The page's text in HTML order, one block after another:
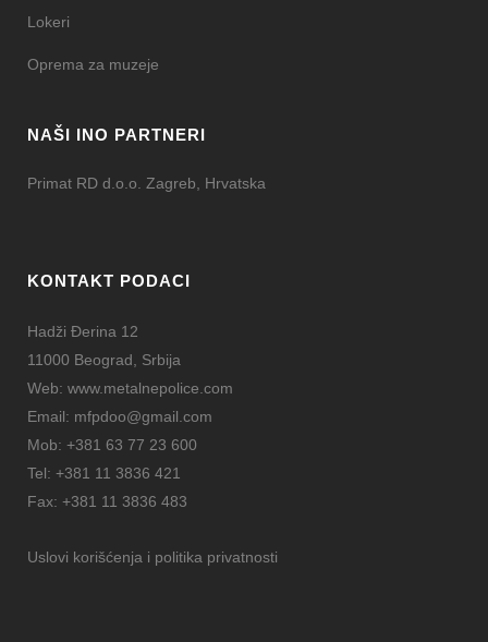
Lokeri
Oprema za muzeje
NAŠI INO PARTNERI
Primat RD d.o.o. Zagreb, Hrvatska
KONTAKT PODACI
Hadži Đerina 12
11000 Beograd, Srbija
Web: www.metalnepolice.com
Email: mfpdoo@gmail.com
Mob: +381 63 77 23 600
Tel: +381 11 3836 421
Fax: +381 11 3836 483
Uslovi korišćenja i politika privatnosti